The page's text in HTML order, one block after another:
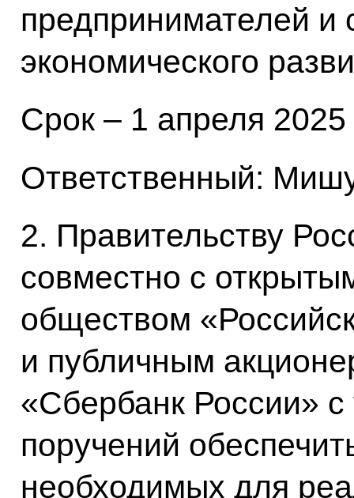
предпринимателей и
экономического
Срок – 1 апреля 2025
Ответственный:
2. Правительству
совместно с
обществом
и публичным
«Сбербанк России»
поручений
необходимых для